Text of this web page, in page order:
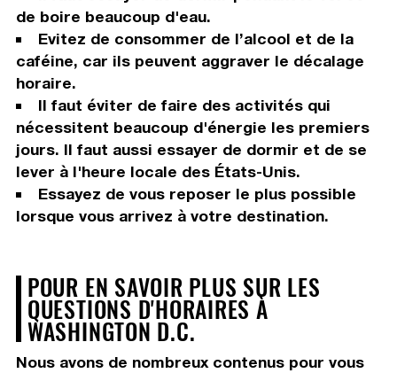
de boire beaucoup d'eau.
Evitez de consommer de l’alcool et de la
caféine, car ils peuvent aggraver le décalage
horaire.
Il faut éviter de faire des activités qui
nécessitent beaucoup d'énergie les premiers
jours. Il faut aussi essayer de dormir et de se
lever à l'heure locale des États-Unis.
Essayez de vous reposer le plus possible
lorsque vous arrivez à votre destination.
POUR EN SAVOIR PLUS SUR LES
QUESTIONS D'HORAIRES À
WASHINGTON D.C.
Nous avons de nombreux contenus pour vous